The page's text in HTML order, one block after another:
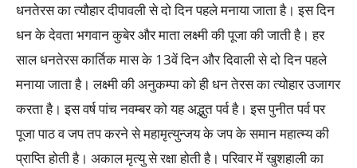
धनतेरस का त्यौहार दीपावली से दो दिन पहले मनाया जाता है। इस दिन
धन के देवता भगवान कुबेर और माता लक्ष्मी की पूजा की जाती है। हर
साल धनतेरस कार्तिक मास के 13वें दिन और दिवाली से दो दिन पहले
मनाया जाता है। लक्ष्मी की अनुकम्पा को ही धन तेरस का त्योहार उजागर
करता है। इस वर्ष पांच नवम्बर को यह अद्भुत पर्व है। इस पुनीत पर्व पर
पूजा पाठ व जप तप करने से महामृत्युन्जय के जप के समान महात्म्य की
प्राप्ति होती है। अकाल मृत्यु से रक्षा होती है। परिवार में खुशहाली का